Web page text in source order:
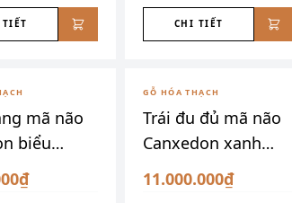
CHI TIẾT
mã não
biểu
lộc
GỖ HÓA THẠCH
Trái đu đủ mã não
Canxedon xanh
vàng siêu đẹp
11.000.000₫